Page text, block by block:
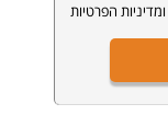
ומדיניות הפרטיות